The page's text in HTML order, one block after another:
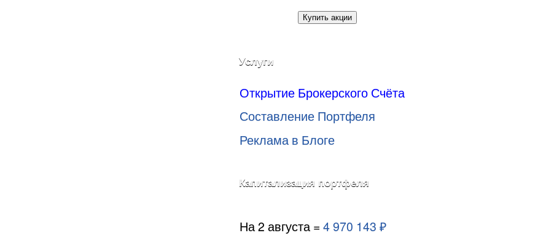
Купить акции
Услуги
Открытие Брокерского Счёта
Составление Портфеля
Реклама в Блоге
Капитализация портфеля
На 2 августа = 4 970 143 ₽